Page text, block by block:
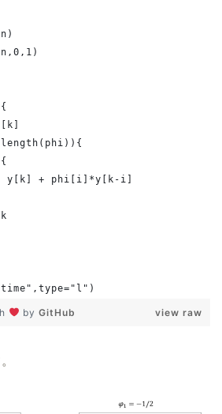
y[k] + phi[i]*y[k-i]
view raw
by GitHub